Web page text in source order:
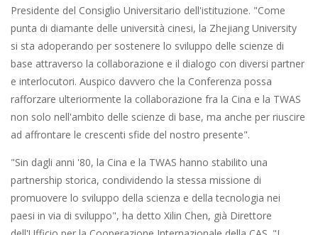
Presidente del Consiglio Universitario dell'istituzione. "Come
punta di diamante delle università cinesi, la Zhejiang University
si sta adoperando per sostenere lo sviluppo delle scienze di
base attraverso la collaborazione e il dialogo con diversi partner
e interlocutori. Auspico davvero che la Conferenza possa
rafforzare ulteriormente la collaborazione fra la Cina e la TWAS
non solo nell'ambito delle scienze di base, ma anche per riuscire
ad affrontare le crescenti sfide del nostro presente".
"Sin dagli anni '80, la Cina e la TWAS hanno stabilito una
partnership storica, condividendo la stessa missione di
promuovere lo sviluppo della scienza e della tecnologia nei
paesi in via di sviluppo", ha detto Xilin Chen, già Direttore